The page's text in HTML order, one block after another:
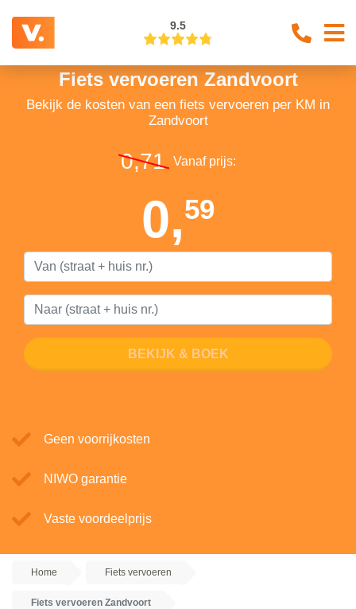
9.5
Fiets vervoeren Zandvoort
Bekijk de kosten van een fiets vervoeren per KM in
Zandvoort
0,71 Vanaf prijs:
0,59
BEKIJK & BOEK
Geen voorrijkosten
NIWO garantie
Vaste voordeelprijs
Home Fiets vervoeren
Fiets vervoeren Zandvoort